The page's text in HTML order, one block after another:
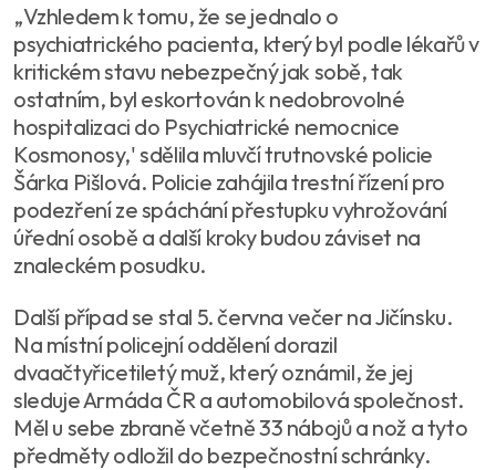
„Vzhledem k tomu, že se jednalo o
psychiatrického pacienta, který byl podle lékařů v
kritickém stavu nebezpečný jak sobě, tak
ostatním, byl eskortován k nedobrovolné
hospitalizaci do Psychiatrické nemocnice
Kosmonosy,' sdělila mluvčí trutnovské policie
Šárka Pišlová. Policie zahájila trestní řízení pro
podezření ze spáchání přestupku vyhrožování
úřední osobě a další kroky budou záviset na
znaleckém posudku.
Další případ se stal 5. června večer na Jičínsku.
Na místní policejní oddělení dorazil
dvaačtyřicetiletý muž, který oznámil, že jej
sleduje Armáda ČR a automobilová společnost.
Měl u sebe zbraně včetně 33 nábojů a nož a tyto
předměty odložil do bezpečnostní schránky.